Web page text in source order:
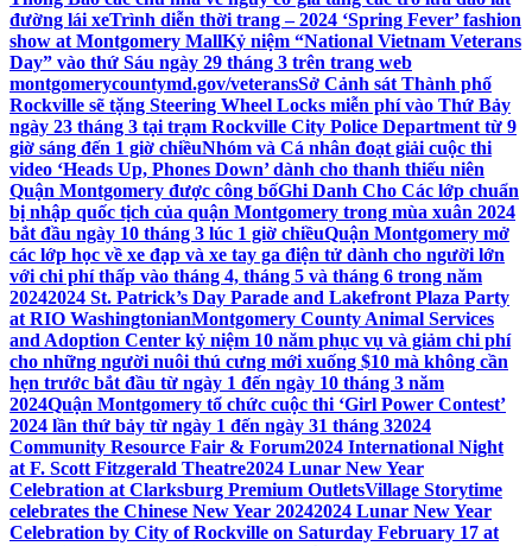
đường lái xeTrình diễn thời trang – 2024 ‘Spring Fever’ fashion
show at Montgomery MallKỷ niệm “National Vietnam Veterans
Day” vào thứ Sáu ngày 29 tháng 3 trên trang web
montgomerycountymd.gov/veteransSở Cảnh sát Thành phố
Rockville sẽ tặng Steering Wheel Locks miễn phí vào Thứ Bảy
ngày 23 tháng 3 tại trạm Rockville City Police Department từ 9
giờ sáng đến 1 giờ chiềuNhóm và Cá nhân đoạt giải cuộc thi
video ‘Heads Up, Phones Down’ dành cho thanh thiếu niên
Quận Montgomery được công bốGhi Danh Cho Các lớp chuẩn
bị nhập quốc tịch của quận Montgomery trong mùa xuân 2024
bắt đầu ngày 10 tháng 3 lúc 1 giờ chiềuQuận Montgomery mở
các lớp học về xe đạp và xe tay ga điện tử dành cho người lớn
với chi phí thấp vào tháng 4, tháng 5 và tháng 6 trong năm
20242024 St. Patrick’s Day Parade and Lakefront Plaza Party
at RIO WashingtonianMontgomery County Animal Services
and Adoption Center kỷ niệm 10 năm phục vụ và giảm chi phí
cho những người nuôi thú cưng mới xuống $10 mà không cần
hẹn trước bắt đầu từ ngày 1 đến ngày 10 tháng 3 năm
2024Quận Montgomery tổ chức cuộc thi ‘Girl Power Contest’
2024 lần thứ bảy từ ngày 1 đến ngày 31 tháng 32024
Community Resource Fair & Forum2024 International Night
at F. Scott Fitzgerald Theatre2024 Lunar New Year
Celebration at Clarksburg Premium OutletsVillage Storytime
celebrates the Chinese New Year 20242024 Lunar New Year
Celebration by City of Rockville on Saturday February 17 at